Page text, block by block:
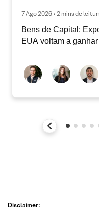
7 Ago 2026 • 2 mins de
Bens de Capital:
EUA voltam a
Disclaimer: